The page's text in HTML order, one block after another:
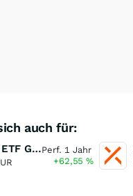
auch für:
Global X Silver Miners ETF Global X Silver MinersPerf. 1 Jahr
+62,55%